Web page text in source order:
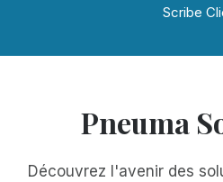
Scribe
Pneuma
Découvrez l'avenir des